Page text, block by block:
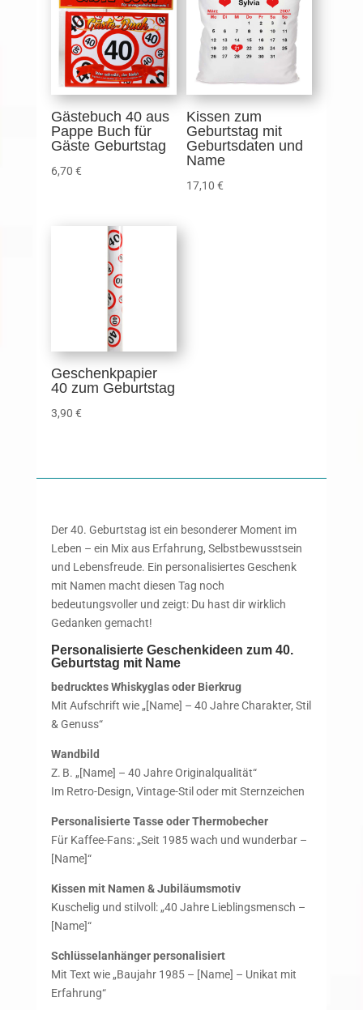
Gästebuch 40 aus
Pappe Buch für
Gäste Geburtstag
6,70 €
Kissen zum
Geburtstag mit
Geburtsdaten und
Name
17,10€
Geschenkpapier
40 zum Geburtstag
3,90 €
Der 40. Geburtstag ist ein besonderer Moment im
Leben – ein Mix aus Erfahrung, Selbstbewusstsein
und Lebensfreude. Ein personalisiertes Geschenk
mit Namen macht diesen Tag noch
bedeutungsvoller und zeigt: Du hast dir wirklich
Gedanken gemacht!
Personalisierte Geschenkideen zum 40.
Geburtstag mit Name
bedrucktes Whiskyglas oder Bierkrug
Mit Aufschrift wie „[Name] – 40 Jahre Charakter, Stil
& Genuss“
Wandbild
Z. B. „[Name] – 40 Jahre Originalqualität“
Im Retro-Design, Vintage-Stil oder mit Sternzeichen
Personalisierte Tasse oder Thermobecher
Für Kaffee-Fans: „Seit 1985 wach und wunderbar –
[Name]“
Kissen mit Namen & Jubiläumsmotiv
Kuschelig und stilvoll: „40 Jahre Lieblingsmensch –
[Name]“
Schlüsselanhänger personalisiert
Mit Text wie „Baujahr 1985 – [Name] – Unikat mit
Erfahrung“